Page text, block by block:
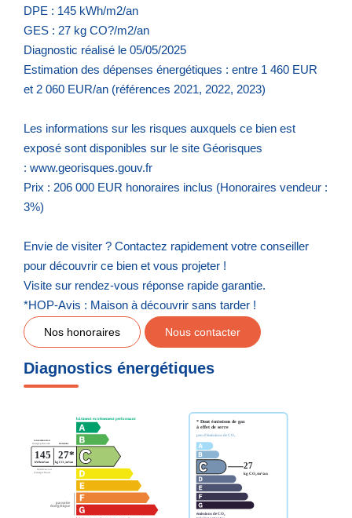
DPE : 145 kWh/m2/an
GES : 27 kg CO?/m2/an
Diagnostic réalisé le 05/05/2025
Estimation des dépenses énergétiques : entre 1 460 EUR
et 2 060 EUR/an (références 2021, 2022, 2023)
Les informations sur les risques auxquels ce bien est
exposé sont disponibles sur le site Géorisques
: www.georisques.gouv.fr
Prix : 206 000 EUR honoraires inclus (Honoraires vendeur :
3%)
Envie de visiter ? Contactez rapidement votre conseiller
pour découvrir ce bien et vous projeter !
Visite sur rendez-vous réponse rapide garantie.
*HOP-Avis : Maison à découvrir sans tarder !
Nos honoraires Nous contacter
Diagnostics énergétiques